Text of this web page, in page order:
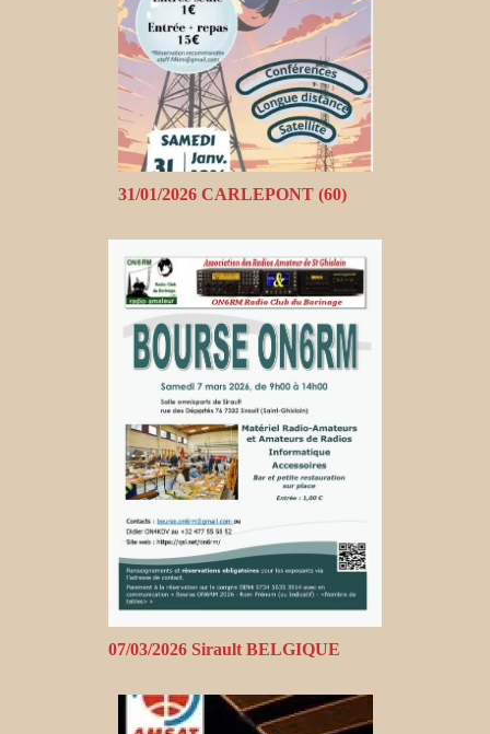
31/01/2026 CARLEPONT (60)
07/03/2026 Sirault BELGIQUE